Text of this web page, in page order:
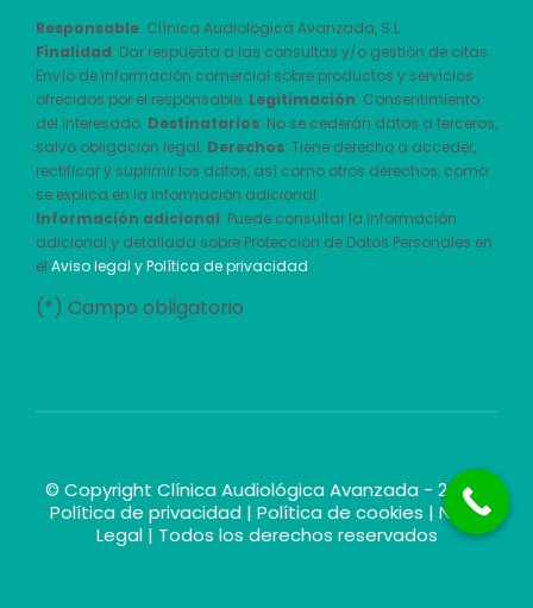
Responsable: Clínica Audiologica Avanzada, S.L.
Finalidad: Dar respuesta a las consultas y/o gestión de citas.
Envío de información comercial sobre productos y servicios
ofrecidos por el responsable. Legitimación: Consentimiento
del interesado. Destinatarios: No se cederán datos a terceros,
salvo obligación legal. Derechos: Tiene derecho a acceder,
rectificar y suprimir los datos, así como otros derechos, como
se explica en la información adicional
Información adicional: Puede consultar la información
adicional y detallada sobre Protección de Datos Personales en
el Aviso legal y Política de privacidad
(*) Campo obligatorio
© Copyright Clínica Audiológica Avanzada - 2026 |
Política de privacidad | Política de cookies | Nota
Legal| Todos los derechos reservados